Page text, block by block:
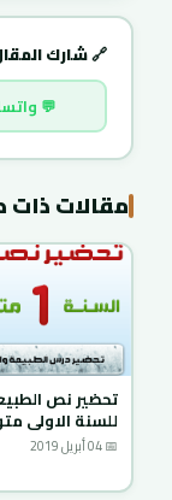
🔗 شارك
💬
مقالات ذات
تحضير نص
للسنة الاولى
📅 04 أبريل 2019